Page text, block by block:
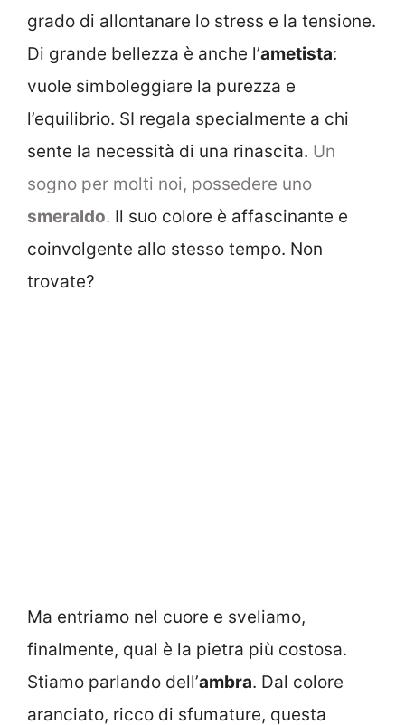
grado di allontanare lo stress e la tensione.
Di grande bellezza è anche l’ametista:
vuole simboleggiare la purezza e
l’equilibrio. SI regala specialmente a chi
sente la necessità di una rinascita. Un
sogno per molti noi, possedere uno
smeraldo. Il suo colore è affascinante e
coinvolgente allo stesso tempo. Non
trovate?
Ma entriamo nel cuore e sveliamo,
finalmente, qual è la pietra più costosa.
Stiamo parlando dell’ambra. Dal colore
aranciato, ricco di sfumature, questa